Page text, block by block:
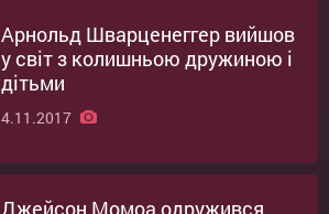
Арнольд Шварценеггер вийшов
у світ з колишньою дружиною і
дітьми
4.11.2017
Джейсон Момоа одружився